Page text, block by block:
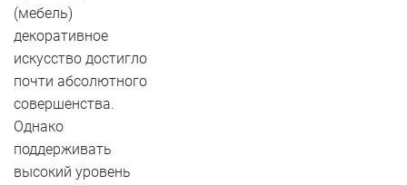
(мебель)
декоративное
искусство достигло
почти абсолютного
совершенства.
Однако
поддерживать
высокий уровень